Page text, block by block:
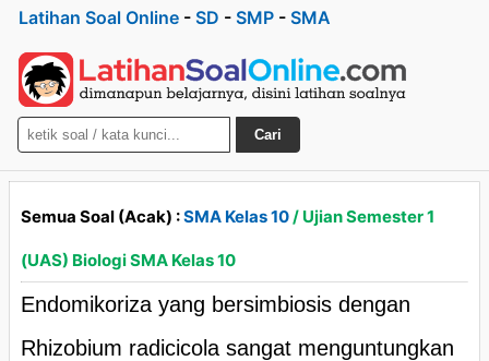
Latihan Soal Online - SD - SMP - SMA
Cari
Semua Soal (Acak) :SMA Kelas 10/ Ujian Semester 1
(UAS) Biologi SMA Kelas 10
Endomikoriza yang bersimbiosis dengan
Rhizobium radicicola sangat menguntungkan